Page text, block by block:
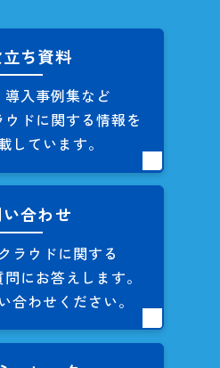
ち資料
入事例集など
ドに関する情報を
しています。
合わせ
ラウドに関する
にお答えします。
合わせください。